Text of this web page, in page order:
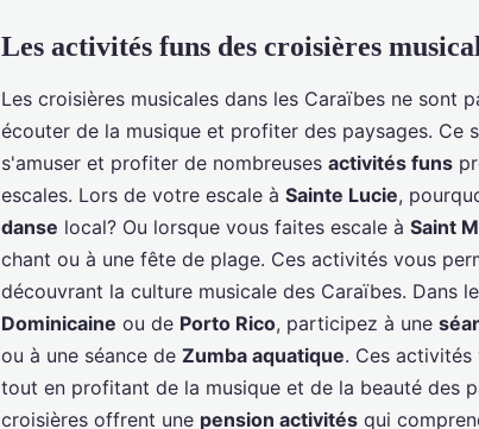
Les activités funs des croisières
Les croisières musicales dans les Caraïbes ne sont
écouter de la musique et profiter des paysages. Ce
s'amuser et profiter de nombreuses activités funs
escales. Lors de votre escale à Sainte Lucie,
danse local? Ou lorsque vous faites escale à Saint
chant ou à une fête de plage. Ces activités vous
découvrant la culture musicale des Caraïbes. Dans
Dominicaine ou de Porto Rico, participez à une
ou à une séance de Zumba aquatique. Ces
tout en profitant de la musique et de la beauté des
croisières offrent une pension activités qui